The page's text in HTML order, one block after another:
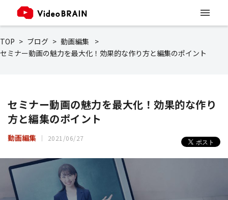
TOP ブログ
動画編集
セミナー動画の魅力を最大化！効果的な作り方と編集のポイント
セミナー動画の魅力を最大化！効果的な作り
方と編集のポイント
動画編集 2021/06/27